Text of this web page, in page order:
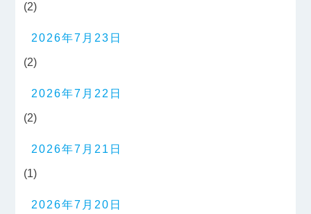
(2)
2026年7月23日
(2)
2026年7月22日
(2)
2026年7月21日
(1)
2026年7月20日